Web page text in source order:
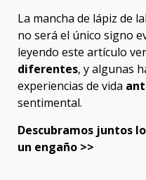
La mancha de lápiz de
no será el único signo
leyendo este artículo
diferentes, y algunas
experiencias de vida
sentimental.
Descubramos juntos
un engaño >>